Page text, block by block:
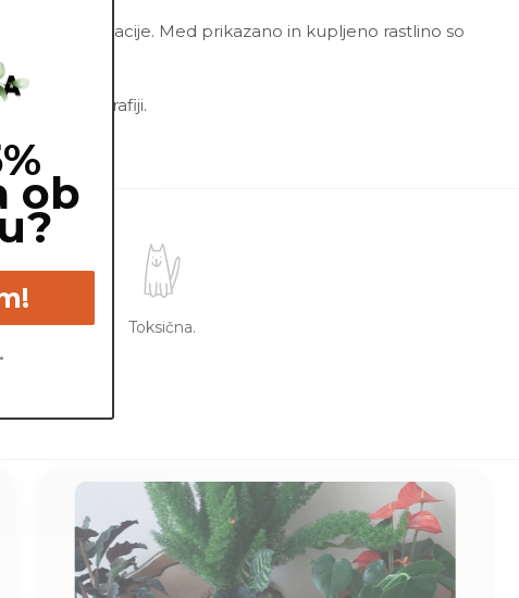
manjše variacije. Med prikazano in kupljeno rastlino so
na fotografiji.
Toksična.
ob